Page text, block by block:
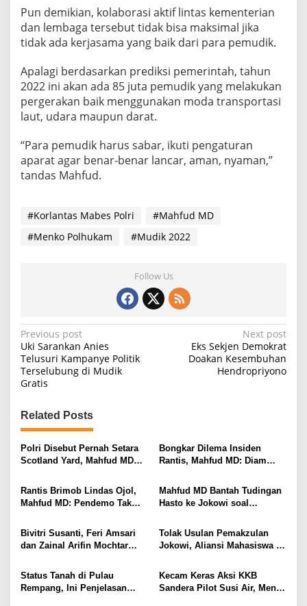
Pun demikian, kolaborasi aktif lintas kementerian
dan lembaga tersebut tidak bisa maksimal jika
tidak ada kerjasama yang baik dari para pemudik.
Apalagi berdasarkan prediksi pemerintah, tahun
2022 ini akan ada 85 juta pemudik yang melakukan
pergerakan baik menggunakan moda transportasi
laut, udara maupun darat.
“Para pemudik harus sabar, ikuti pengaturan
aparat agar benar-benar lancar, aman, nyaman,”
tandas Mahfud.
#Korlantas Mabes Polri
#Mahfud MD
#Menko Polhukam
#Mudik 2022
Follow Us
P
o
s
n
a
v
g
a
t
i
o
n
Previous post
Uki Sarankan Anies
Telusuri Kampanye Politik
Terselubung di Mudik
Gratis
Next post
Eks Sekjen Demokrat
Doakan Kesembuhan
Hendropriyono
Related Posts
Polri Disebut Pernah Setara
Scotland Yard, Mahfud MD
Negara
Bongkar Dilema Insiden
Rantis, Mahfud MD: Diam
Mati
Rantis Brimob Lindas Ojol,
Mahfud MD: Pendemo Tak
Lapangan Juga Terjepit
dalam Situasi Sulit
Mahfud MD Bantah Tudingan
Hasto ke Jokowi soal
Formula E
Bivitri Susanti, Feri Amsari
dan Zainal Arifin Mochtar
Reformasi Hukum Mahfud MD
saat Jabat Menkopolhukam
Tolak Usulan Pemakzulan
Jokowi, Aliansi Mahasiswa :
Negara, Menentang Konstitusi
Status Tanah di Pulau
Rempang, Ini Penjelasan
Kecam Keras Aksi KKB
Sandera Pilot Susi Air, Menko